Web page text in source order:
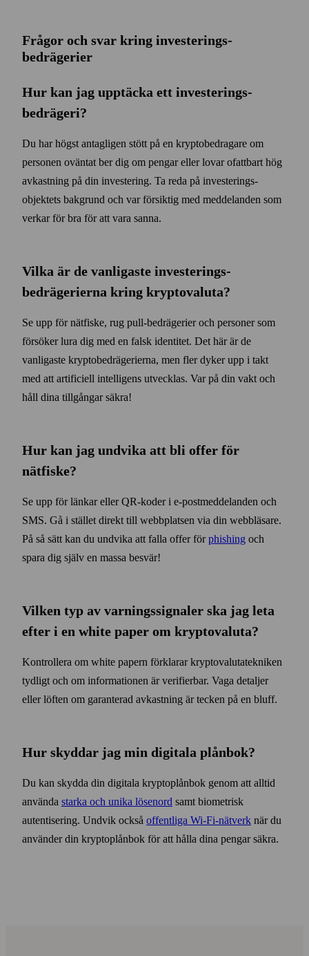
Frågor och svar kring investerings­
bedrägerier
Hur kan jag upptäcka ett investerings­
bedrägeri?
Du har högst antagligen stött på en krypto­bedragare om
personen oväntat ber dig om pengar eller lovar ofattbart hög
avkastning på din investering. Ta reda på investerings­
objektets bak­grund och var försiktig med meddelanden som
verkar för bra för att vara sanna.
Vilka är de vanligaste investerings­
bedrägerierna kring krypto­valuta?
Se upp för nätfiske, rug pull-bedrägerier och personer som
försöker lura dig med en falsk identitet. Det här är de
vanligaste krypto­bedrägerierna, men fler dyker upp i takt
med att artificiell intelligens utvecklas. Var på din vakt och
håll dina tillgångar säkra!
Hur kan jag undvika att bli offer för
nätfiske?
Se upp för länkar eller QR-koder i e‑post­meddelanden och
SMS. Gå i stället direkt till webb­platsen via din webb­läsare.
På så sätt kan du undvika att falla offer förphishing och
spara dig själv en massa besvär!
Vilken typ av varnings­signaler ska jag leta
efter i en white paper om krypto­valuta?
Kontrollera om white papern förklarar krypto­valuta­tekniken
tydligt och om informationen är verifierbar. Vaga detaljer
eller löften om garanterad avkastning är tecken på en bluff.
Hur skyddar jag min digitala plånbok?
Du kan skydda din digitala krypto­plån­bok genom att alltid
använda starka och unika lösen­ord samt bio­metrisk
autentisering. Undvik också offentliga Wi‑Fi-nätverk när du
använder din krypto­plånbok för att hålla dina pengar säkra.